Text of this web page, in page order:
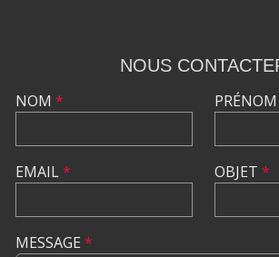
NOUS
NOM *
EMAIL*
PRÉNOM
OBJET *
MESSAGE *